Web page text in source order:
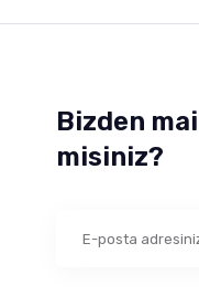
Bizden
misiniz?